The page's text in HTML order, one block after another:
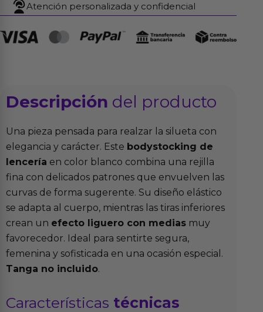
Atención personalizada y confidencial
Descripción del producto
Una pieza pensada para realzar la silueta con
elegancia y carácter. Este bodystocking de
lencería en color blanco combina una rejilla
fina con delicados patrones que envuelven las
curvas de forma sugerente. Su diseño elástico
se adapta al cuerpo, mientras las tiras inferiores
crean un efecto liguero con medias muy
favorecedor. Ideal para sentirte segura,
femenina y sofisticada en una ocasión especial.
Tanga no incluido.
Características técnicas